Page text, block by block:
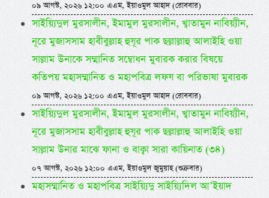
০৯ আগস্ট, ২০২৬ ১২:০০ এএম, ইয়াওমুল আহাদ (রোববার)
সাইয়্যিদুল মুরসালীন, ইমামুল মুরসালীন, খ্বাতামুন নাবিয়্যীন,
নূরে মুজাসসাম হাবীবুল্লাহ হুযূর পাক ছল্লাল্লাহু আলাইহি ওয়া
সাল্লাম উনাকে সম্মানিত সম্বোধন মুবারক করার বিষয়ে
কতিপয় মহাসম্মানিত ও মহাপবিত্র লফয বা পরিভাষা মুবারক
০৯ আগস্ট, ২০২৬ ১২:০০ এএম, ইয়াওমুল আহাদ (রোববার)
সাইয়্যিদুল মুরসালীন, ইমামুল মুরসালীন, খ্বাতামুন নাবিয়্যীন,
নূরে মুজাসসাম হাবীবুল্লাহ হুযূর পাক ছল্লাল্লাহু আলাইহি ওয়া
সাল্লাম উনার মাঝে ফানা ও বাক্বা সারা কায়িনাত (৩৪)
০৭ আগস্ট, ২০২৬ ১২:০০ এএম, ইয়াওমুল জুমুয়াহ (শুক্রবার)
মহাসম্মানিত ও মহাপবিত্র সাইয়্যিদু সাইয়্যিদিল আ’ইয়াদ